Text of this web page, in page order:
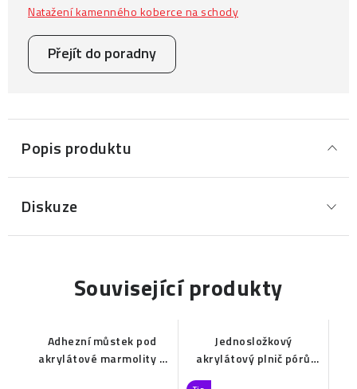
Natažení kamenného koberce na schody
Přejít do poradny
Popis produktu
Diskuze
Související produkty
Adhezní můstek pod
akrylátové marmolity a
Jednosložkový
akrylátový plnič pórů